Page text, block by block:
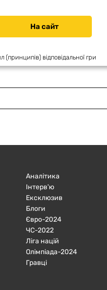
На сайт
відповідальної гри
Аналітика
Інтерв'ю
Ексклюзив
Блоги
Євро-2024
ЧC-2022
Ліга націй
Олімпіада-2024
Гравці